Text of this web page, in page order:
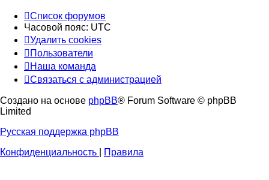
Список форумов
Часовой пояс: UTC
Удалить cookies
Пользователи
Наша команда
Связаться с администрацией
Создано на основе phpBB® Forum Software © phpBB
Limited
Русская поддержка phpBB
Конфиденциальность
Правила